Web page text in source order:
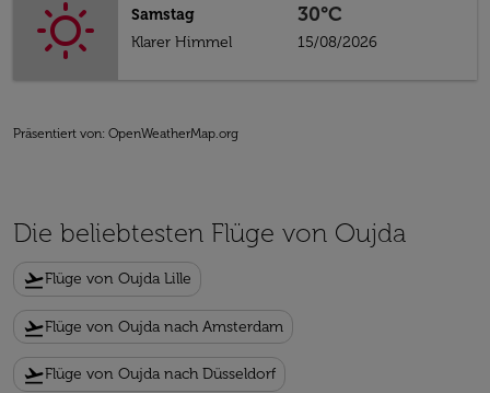
Samstag
Klarer Himmel
30°C
15/08/2026
Präsentiert von: OpenWeatherMap.org
Die beliebtesten Flüge von Oujda
flight_takeoffFlüge von Oujda Lille
flight_takeoffFlüge von Oujda nach Amsterdam
flight_takeoffFlüge von Oujda nach Düsseldorf